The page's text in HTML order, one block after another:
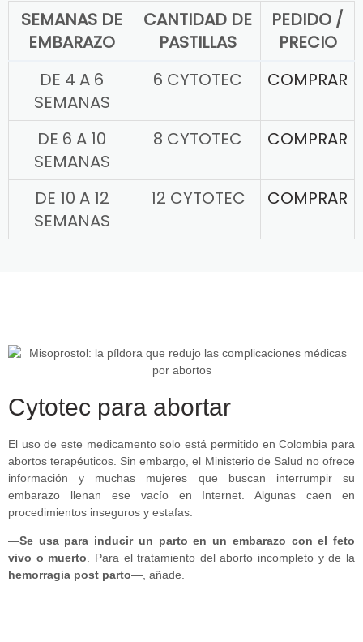
SEMANAS DE
EMBARAZO
CANTIDAD DE
PASTILLAS
PEDIDO /
PRECIO
DE 4 A 6
SEMANAS
6 CYTOTEC COMPRAR
DE 6 A 10
SEMANAS
8 CYTOTEC COMPRAR
DE 10 A 12
SEMANAS
12 CYTOTEC COMPRAR
Cytotec para abortar
El uso de este medicamento solo está permitido en Colombia para
abortos terapéuticos. Sin embargo, el Ministerio de Salud no ofrece
información y muchas mujeres que buscan interrumpir su
embarazo llenan ese vacío en Internet. Algunas caen en
procedimientos inseguros y estafas.
—Se usa para inducir un parto en un embarazo con el feto
vivo o muerto . Para el tratamiento del aborto incompleto y de la
hemorragia post parto—, añade.